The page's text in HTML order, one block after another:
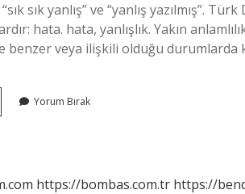
“sık sık yanlış” ve “yanlış yazılmış”.
hata. hata, yanlışlık. Yakın
benzer veya ilişkili olduğu durumlarda
Yorum Bırak
https://bombas.com.tr https://